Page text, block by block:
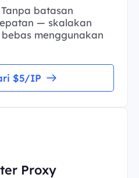
batasan
— skalakan
menggunakan
$5/IP
Proxy